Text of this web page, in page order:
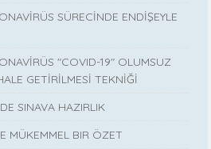
SÜRECİNDE ENDİŞEYLE
"COVID-19" OLUMSUZ
GETİRİLMESİ TEKNİĞİ
SINAVA HAZIRLIK
MÜKEMMEL BIR ÖZET